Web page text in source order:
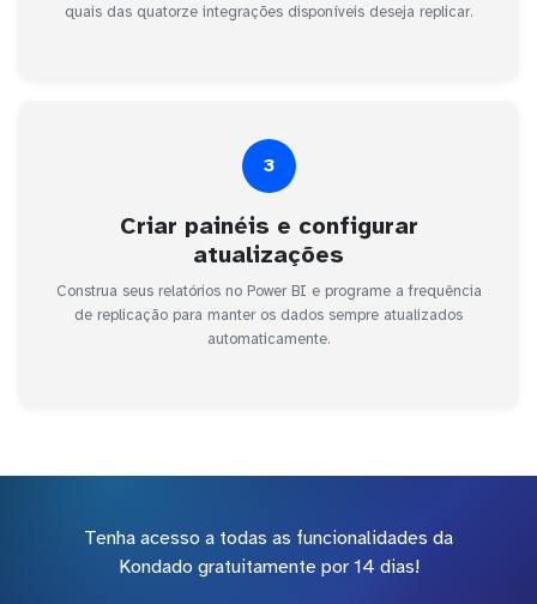
quais das quatorze integrações disponíveis deseja replicar.
3
Criar painéis e configurar
atualizações
Construa seus relatórios no Power BI e programe a frequência
de replicação para manter os dados sempre atualizados
automaticamente.
Tenha acesso a todas as funcionalidades da
Kondado gratuitamente por 14 dias!